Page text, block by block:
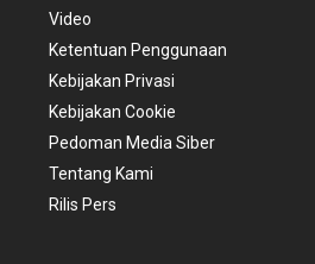
Video
Ketentuan Penggunaan
Kebijakan Privasi
Kebijakan Cookie
Pedoman Media Siber
Tentang Kami
Rilis Pers